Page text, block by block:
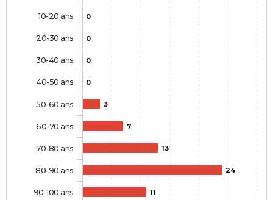
0
0
0
0
3
7
13
24
11
10-20 ans
20-30 ans
30-40 ans
40-50 ans
50-60 ans
60-70 ans
70-80 ans
80-90 ans
90-100 ans